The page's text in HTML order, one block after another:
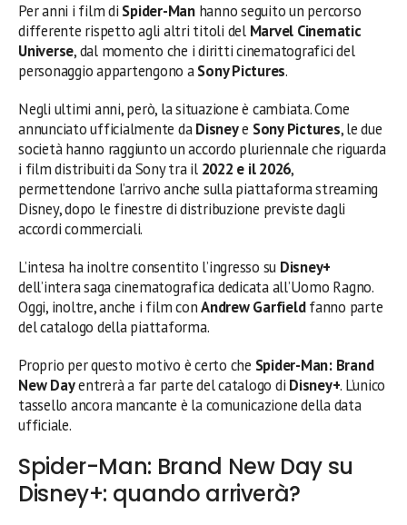
Per anni i film di Spider-Manhanno seguito un percorso
differente rispetto agli altri titoli del Marvel Cinematic
Universe, dal momento che i diritti cinematografici del
personaggio appartengono aSony Pictures.
Negli ultimi anni, però, la situazione è cambiata. Come
annunciato ufficialmente daDisneye Sony Pictures, le due
società hanno raggiunto un accordo pluriennale che riguarda
i film distribuiti da Sony tra il 2022 e il 2026,
permettendone l’arrivo anche sulla piattaforma streaming
Disney, dopo le finestre di distribuzione previste dagli
accordi commerciali.
L’intesa ha inoltre consentito l’ingresso su Disney+
dell’intera saga cinematografica dedicata all’Uomo Ragno.
Oggi, inoltre, anche i film conAndrew Garfieldfanno parte
del catalogo della piattaforma.
Proprio per questo motivo è certo che Spider-Man: Brand
New Dayentrerà a far parte del catalogo di Disney+. L’unico
tassello ancora mancante è la comunicazione della data
ufficiale.
Spider-Man: Brand New Day su
Disney+: quando arriverà?